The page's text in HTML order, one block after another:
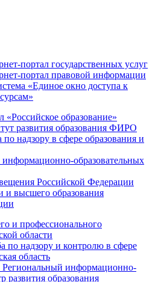
портал государственных услуг
портал правовой информации
«Единое окно доступа к
образование»
развития образования ФИРО
надзору в сфере образования и
образовательных
Российской Федерации
и высшего образования
и профессионального
области
по надзору и контролю в сфере
область
информационно-
развития образования